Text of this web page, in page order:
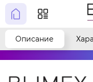
Описание